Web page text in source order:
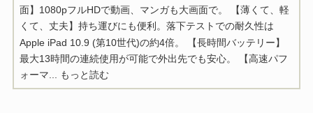
面】1080pフルHDで動画、マンガも大画面で。 【薄くて、軽
くて、丈夫】持ち運びにも便利。落下テストでの耐久性は
Apple iPad 10.9 (第10世代)の約4倍。 【長時間バッテリー】
最大13時間の連続使用が可能で外出先でも安心。 【高速パフ
ォーマ...
もっと読む